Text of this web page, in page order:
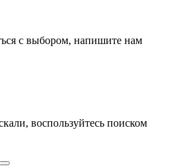
с выбором, напишите нам
воспользуйтесь поиском